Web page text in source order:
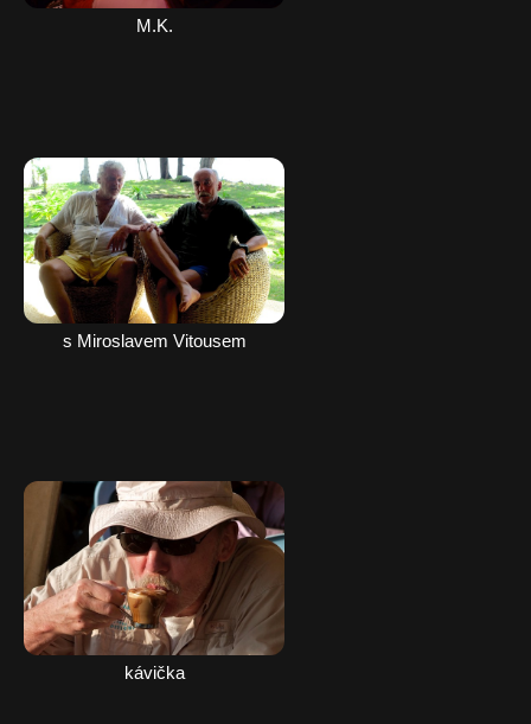
M.K.
s Miroslavem Vitousem
kávička